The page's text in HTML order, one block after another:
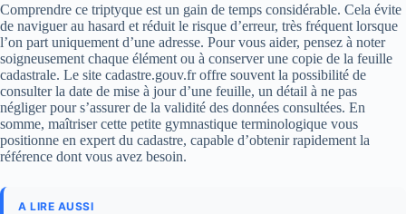
Comprendre ce triptyque est un gain de temps considérable. Cela évite
de naviguer au hasard et réduit le risque d’erreur, très fréquent lorsque
l’on part uniquement d’une adresse. Pour vous aider, pensez à noter
soigneusement chaque élément ou à conserver une copie de la feuille
cadastrale. Le site cadastre.gouv.fr offre souvent la possibilité de
consulter la date de mise à jour d’une feuille, un détail à ne pas
négliger pour s’assurer de la validité des données consultées. En
somme, maîtriser cette petite gymnastique terminologique vous
positionne en expert du cadastre, capable d’obtenir rapidement la
référence dont vous avez besoin.
A LIRE AUSSI